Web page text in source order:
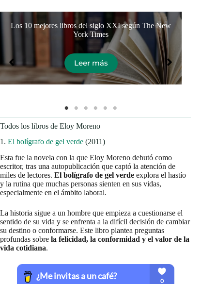
Los 10 mejores libros del siglo XXI según The New
York Times
Leer más
Todos los libros de Eloy Moreno
1. El bolígrafo de gel verde (2011)
Esta fue la novela con la que Eloy Moreno debutó como
escritor, tras una autopublicación que captó la atención de
miles de lectores. El bolígrafo de gel verde explora el hastío
y la rutina que muchas personas sienten en sus vidas,
especialmente en el ámbito laboral.
La historia sigue a un hombre que empieza a cuestionarse el
sentido de su vida y se enfrenta a la difícil decisión de cambiar
su destino o conformarse. Este libro plantea preguntas
profundas sobre la felicidad, la conformidad y el valor de la
vida cotidiana.